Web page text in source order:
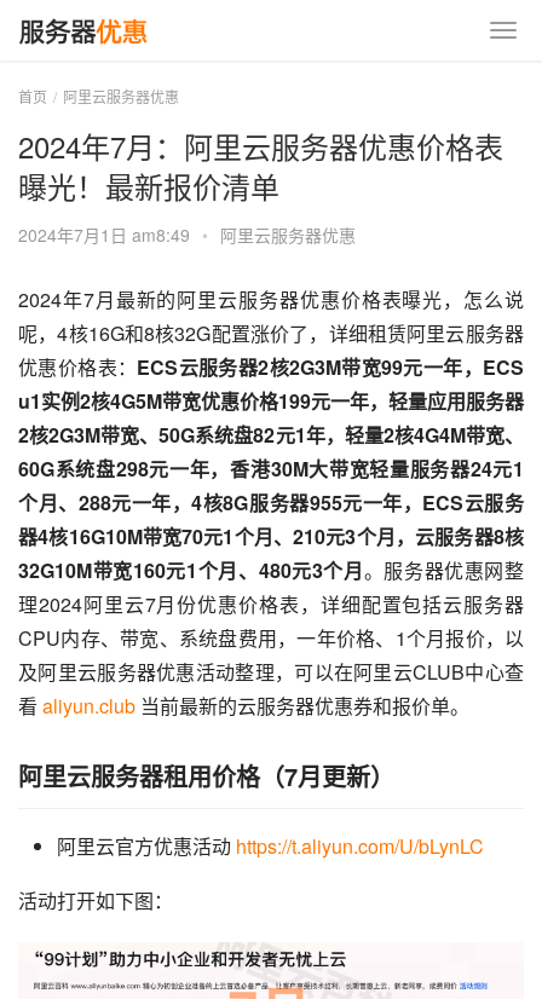
首页 阿里云服务器优惠
2024年7月：阿里云服务器优惠价格表
曝光！最新报价清单
2024年7月1日 am8:49 • 阿里云服务器优惠
2024年7月最新的阿里云服务器优惠价格表曝光，怎么说
呢，4核16G和8核32G配置涨价了，详细租赁阿里云服务器
优惠价格表： ECS云服务器2核2G3M带宽99元一年，ECS
u1实例2核4G5M带宽优惠价格199元一年，轻量应用服务器
2核2G3M带宽、50G系统盘82元1年，轻量2核4G4M带宽、
60G系统盘298元一年，香港30M大带宽轻量服务器24元1
个月、288元一年，4核8G服务器955元一年，ECS云服务
器4核16G10M带宽70元1个月、210元3个月，云服务器8核
32G10M带宽160元1个月、480元3个月。服务器优惠网整
理2024阿里云7月份优惠价格表，详细配置包括云服务器
CPU内存、带宽、系统盘费用，一年价格、1个月报价，以
及阿里云服务器优惠活动整理，可以在阿里云CLUB中心查
看 aliyun.club 当前最新的云服务器优惠券和报价单。
阿里云服务器租用价格（7月更新）
阿里云官方优惠活动 https://t.aliyun.com/U/bLynLC
活动打开如下图：